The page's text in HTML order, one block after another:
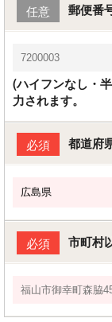
任意 郵便番
(ハイフンなし・
力されます。
必須 都道府
必須 市町村